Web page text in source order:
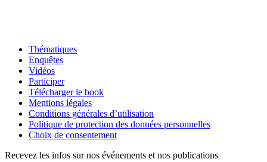
Thématiques
Enquêtes
Vidéos
Participer
Télécharger le book
Mentions légales
Conditions générales d’utilisation
Politique de protection des données personnelles
Choix de consentement
Recevez les infos sur nos événements et nos publications